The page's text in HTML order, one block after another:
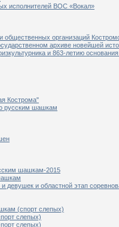
исполнителей ВОС «Вокал»
общественных организаций
архиве новейшей
и 863-летию основания
Кострома"
русским шашкам
шашкам-2015
девушек и областной этап
(спорт слепых)
слепых)
слепых)